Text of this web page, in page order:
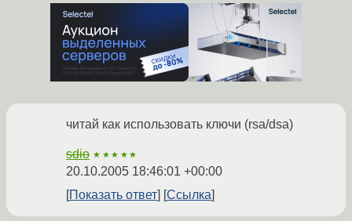
читай как использовать ключи (rsa/dsa)
sdio ★★★★★
20.10.2005 18:46:01 +00:00
Показать ответ
Ссылка